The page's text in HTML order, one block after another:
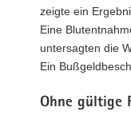
zeigte ein
Eine
untersagten die
Ein
Ohne gültige